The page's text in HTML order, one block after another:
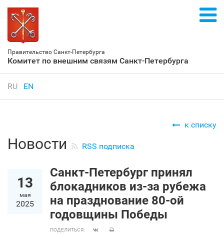
Правительство Санкт‑Петербурга
Комитет по внешним связям Санкт‑Петербурга
RU EN
к списку
Новости RSS подписка
13
мая
2025
Санкт‑Петербург принял
блокадников из-за рубежа
на празднование 80-ой
годовщины Победы
ПОДЕЛИТЬСЯ: